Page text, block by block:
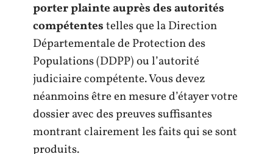
porter plainte auprès des autorités
compétentestelles que la Direction
Départementale de Protection des
Populations (DDPP) ou l’autorité
judiciaire compétente. Vous devez
néanmoins être en mesure d’étayer votre
dossier avec des preuves suffisantes
montrant clairement les faits qui se sont
produits.